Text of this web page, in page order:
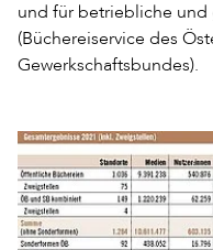
und für betriebliche und
(Büchereiservice des
Gewerkschaftsbundes).